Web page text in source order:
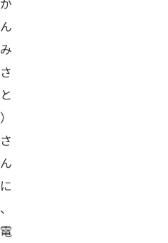
ん
み
さ
と
）
さ
ん
に
、
電